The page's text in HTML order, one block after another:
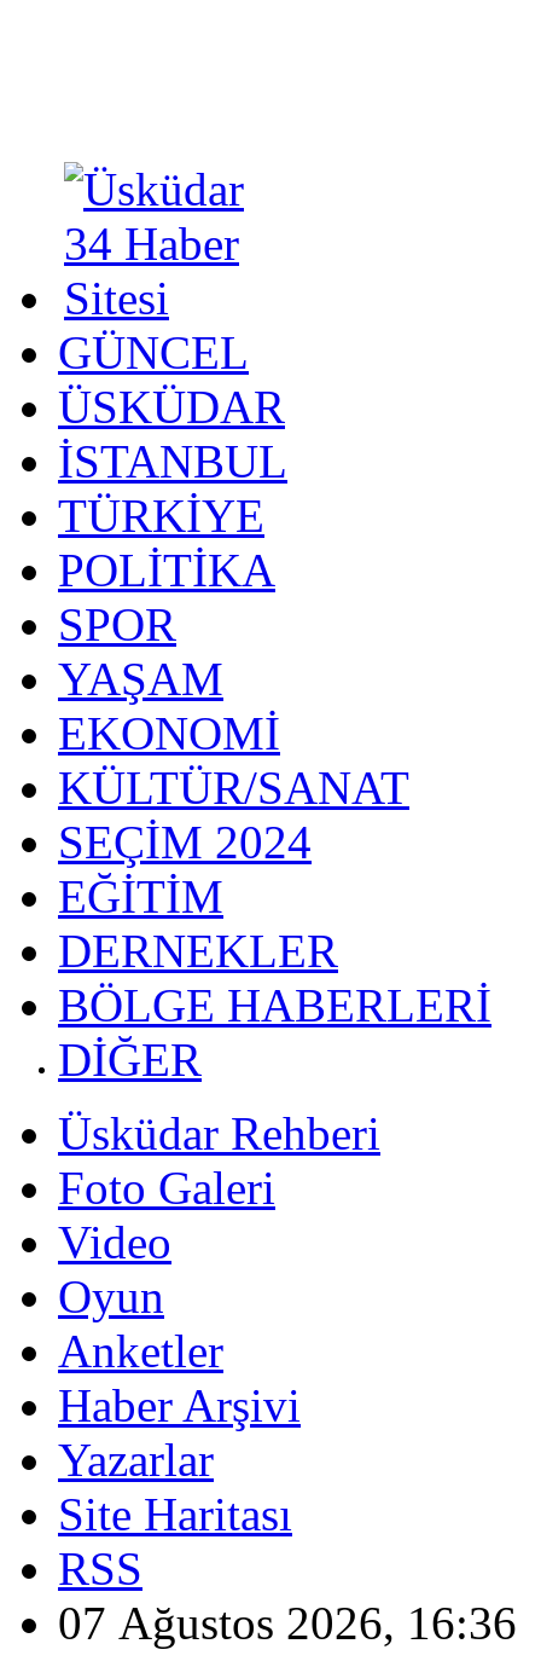
GÜNCEL
ÜSKÜDAR
İSTANBUL
TÜRKİYE
POLİTİKA
SPOR
YAŞAM
EKONOMİ
KÜLTÜR/SANAT
SEÇİM 2024
EĞİTİM
DERNEKLER
BÖLGE HABERLERİ
DİĞER
Üsküdar Rehberi
Foto Galeri
Video
Oyun
Anketler
Haber Arşivi
Yazarlar
Site Haritası
RSS
07 Ağustos 2026, 16:36